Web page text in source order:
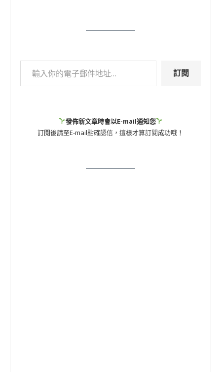
訂閱
發佈新文章時會以E-mail通知您
訂閱後請至E-mail點確認信，這樣才算訂閱成功哦！